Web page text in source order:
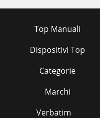
Top Manuali
Dispositivi Top
Categorie
Marchi
Verbatim